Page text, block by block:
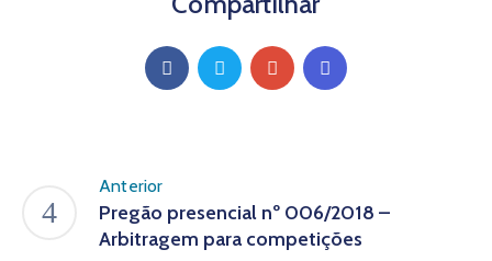
Anterior
Pregão presencial nº 006/2018 –
Arbitragem para competições